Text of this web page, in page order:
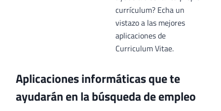
currículum? Echa un
vistazo a las mejores
aplicaciones de
Curriculum Vitae.
Aplicaciones informáticas que te
ayudarán en la búsqueda de empleo